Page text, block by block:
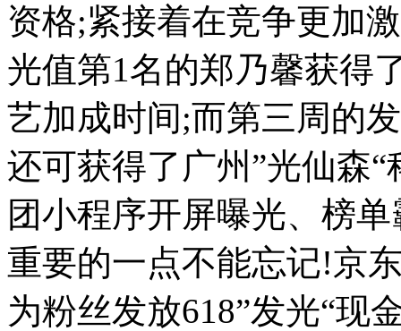
资格;紧接着在竞争更加
光值第1名的郑乃馨获得
艺加成时间;而第三周的
还可获得了广州”光仙森
团小程序开屏曝光、榜
重要的一点不能忘记!京
为粉丝发放618”发光“现